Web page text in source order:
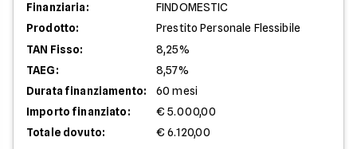
Finanziaria:
FINDOMESTIC
Prodotto:
Prestito Personale Flessibile
TAN Fisso:
8,25%
TAEG:
8,57%
Durata finanziamento:
60 mesi
Importo finanziato:
€ 5.000,00
Totale dovuto:
€ 6.120,00